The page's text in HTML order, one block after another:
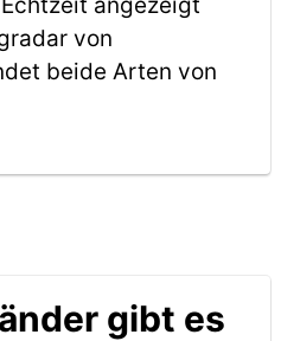
von
beide Arten von
gibt es